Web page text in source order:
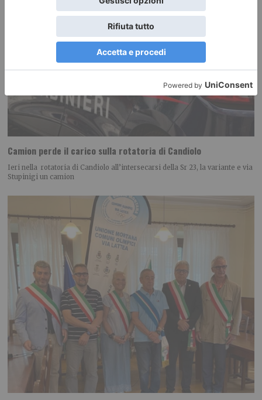
Camion perde il carico sulla rotatoria di Candiolo
Ieri nella rotatoria di Candiolo all’intersecarsi della Sr 23, la variante e via
Stupinigi un camion